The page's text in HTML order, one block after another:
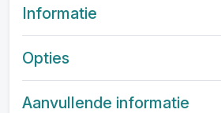
Informatie
Opties
Aanvullende informatie